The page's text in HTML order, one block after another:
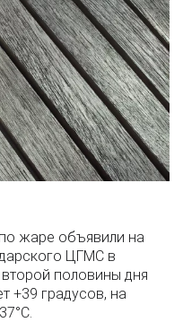
жаре объявили на
ЦГМС в
второй половины дня
+39 градусов, на